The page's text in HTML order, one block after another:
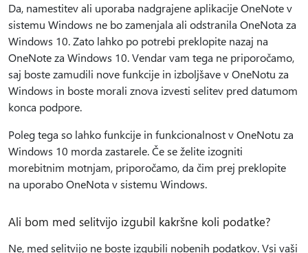
Da, namestitev ali uporaba nadgrajene aplikacije OneNote v
sistemu Windows ne bo zamenjala ali odstranila OneNota za
Windows 10. Zato lahko po potrebi preklopite nazaj na
OneNote za Windows 10. Vendar vam tega ne priporočamo,
saj boste zamudili nove funkcije in izboljšave v OneNotu za
Windows in boste morali znova izvesti selitev pred datumom
konca podpore.
Poleg tega so lahko funkcije in funkcionalnost v OneNotu za
Windows 10 morda zastarele. Če se želite izogniti
morebitnim motnjam, priporočamo, da čim prej preklopite
na uporabo OneNota v sistemu Windows.
Ali bom med selitvijo izgubil kakršne koli podatke?
Ne, med selitvijo ne boste izgubili nobenih podatkov. Vsi vaši